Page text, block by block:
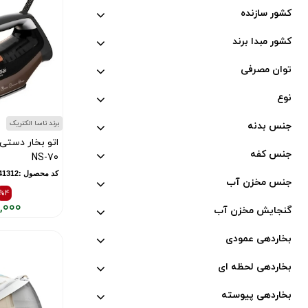
کشور سازنده
کشور مبدا برند
توان مصرفی
نوع
جنس بدنه
جنس کفه
جنس مخزن آب
گنجایش مخزن آب
بخاردهی عمودی
بخاردهی لحظه ای
بخاردهی پیوسته
برند ناسا الکتریک
اتو بخار
NS-70
کد محصول :11841312
%4